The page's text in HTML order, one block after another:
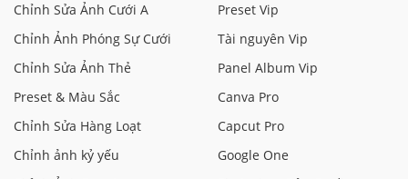
Chỉnh Sửa Ảnh Cưới A
Chỉnh Ảnh Phóng Sự Cưới
Chỉnh Sửa Ảnh Thẻ
Preset & Màu Sắc
Chỉnh Sửa Hàng Loạt
Chỉnh ảnh kỷ yếu
Preset Vip
Tài nguyên Vip
Panel Album Vip
Canva Pro
Capcut Pro
Google One